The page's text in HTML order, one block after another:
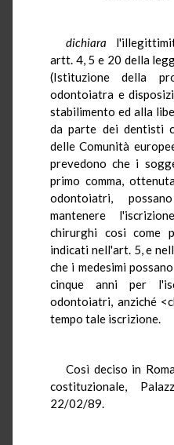
dichiara
artt. 4, 5 e 20 della
(Istituzione della
odontoiatra e
stabilimento ed alla
da parte dei dentisti
delle Comunità
prevedono che i
primo comma,
odontoiatri, possano
mantenere
chirurghi cosi come
indicati nell'art. 5, e
che i medesimi
cinque anni per
odontoiatri, anziché
tempo tale iscrizione.
Così deciso in
costituzionale,
22/02/89.